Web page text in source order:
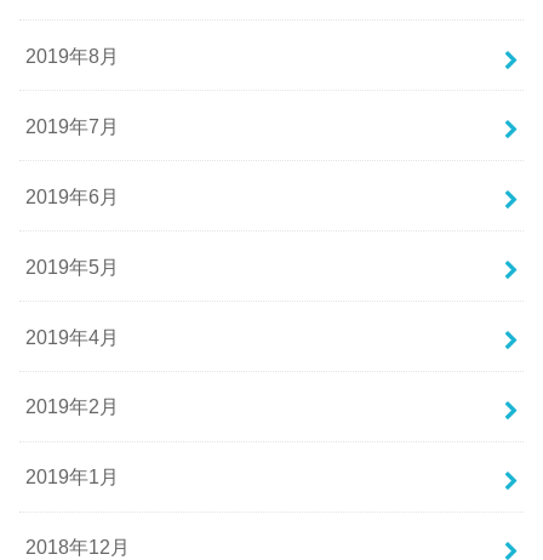
2019年8月
2019年7月
2019年6月
2019年5月
2019年4月
2019年2月
2019年1月
2018年12月